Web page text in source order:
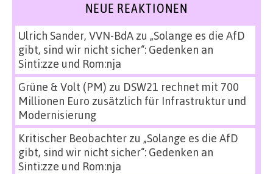
NEUE REAKTIONEN
Ulrich Sander, VVN-BdAzu „Solange es die AfD
gibt, sind wir nicht sicher“: Gedenken an
Sinti:zze und Rom:nja
Grüne & Volt (PM) zu DSW21 rechnet mit 700
Millionen Euro zusätzlich für Infrastruktur und
Modernisierung
Kritischer Beobachterzu „Solange es die AfD
gibt, sind wir nicht sicher“: Gedenken an
Sinti:zze und Rom:nja